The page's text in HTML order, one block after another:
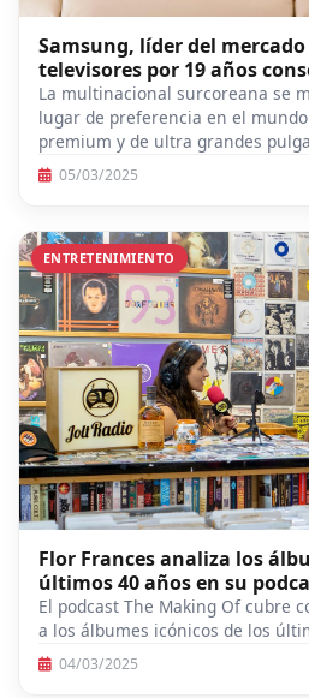
Samsung, líder del
televisores por 19 años
La multinacional surcoreana se
lugar de preferencia en el
premium y de ultra grandes
05/03/2025
ENTRETENIMIENTO
Flor Frances analiza los
últimos 40 años en su
El podcast The Making Of cubre
a los álbumes icónicos de los
04/03/2025